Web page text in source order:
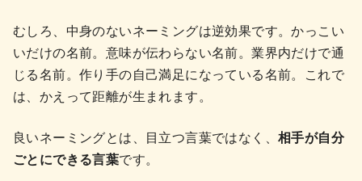
むしろ、中身のないネーミングは逆効果です。かっこい
いだけの名前。意味が伝わらない名前。業界内だけで通
じる名前。作り手の自己満足になっている名前。これで
は、かえって距離が生まれます。
良いネーミングとは、目立つ言葉ではなく、 相手が自分
ごとにできる言葉です。